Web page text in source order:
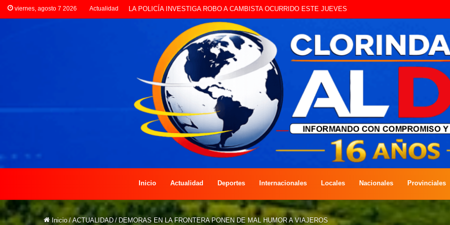
viernes, agosto 7 2026 Actualidad PREOCUPACIÓN POR MOTOS QUE CIRCULAN SIN ILUMINACIÓN
Inicio Actualidad Deportes Internacionales Locales Nacionales Provinciales
Inicio / ACTUALIDAD / DEMORAS EN LA FRONTERA PONEN DE MAL HUMOR A VIAJEROS